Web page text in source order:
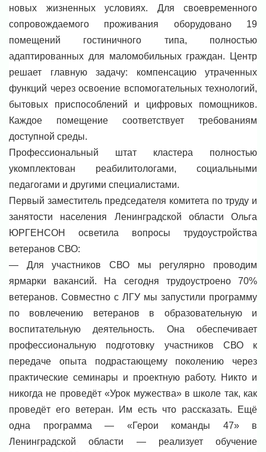
новых жизненных условиях. Для своевременного
сопровождаемого проживания оборудовано 19
помещений гостиничного типа, полностью
адаптированных для маломобильных граждан. Центр
решает главную задачу: компенсацию утраченных
функций через освоение вспомогательных технологий,
бытовых приспособлений и цифровых помощников.
Каждое помещение соответствует требованиям
доступной среды.
Профессиональный штат кластера полностью
укомплектован реабилитологами, социальными
педагогами и другими специалистами.
Первый заместитель председателя комитета по труду и
занятости населения Ленинградской области Ольга
ЮРГЕНСОН осветила вопросы трудоустройства
ветеранов СВО:
— Для участников СВО мы регулярно проводим
ярмарки вакансий. На сегодня трудоустроено 70%
ветеранов. Совместно с ЛГУ мы запустили программу
по вовлечению ветеранов в образовательную и
воспитательную деятельность. Она обеспечивает
профессиональную подготовку участников СВО к
передаче опыта подрастающему поколению через
практические семинары и проектную работу. Никто и
никогда не проведёт «Урок мужества» в школе так, как
проведёт его ветеран. Им есть что рассказать. Ещё
одна программа — «Герои команды 47» в
Ленинградской области — реализует обучение